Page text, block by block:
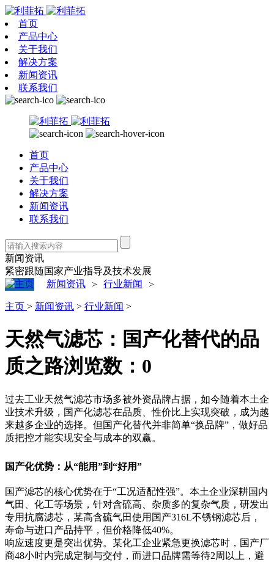
首页
产品中心
关于我们
解决方案
新闻资讯
联系我们
首页
产品中心
关于我们
解决方案
新闻资讯
联系我们
新闻资讯
紧密跟随国家产业指导及技术发展
新闻资讯 > 行业新闻 >
主页 > 新闻资讯 > 行业新闻 >
天然气滤芯：国产化替代的品
质之路浏览数： 0
过去工业天然气滤芯市场多被外资品牌占据，如今随着本土企
业技术升级，国产化滤芯在品质、性价比上实现突破，成为越
来越多企业的选择。但国产化替代并非简单“换品牌”，做好品
质把控才能实现安全与成本的双赢。
国产化优势：从“能用”到“好用”
国产滤芯的核心优势在于“工况适配性强”。本土企业深耕国内
气田、化工等场景，针对含硫高、杂质多的复杂气质，研发出
专用抗腐滤芯，某高含硫气田使用国产316L不锈钢滤芯后，
寿命与进口产品持平，但价格降低40%。
响应速度更是突出优势。某化工企业紧急更换滤芯时，国产厂
商48小时内完成定制与交付，而进口品牌需等待2周以上，避